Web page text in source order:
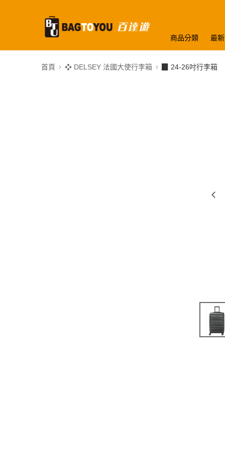
商品分類 最
首頁 ❖ DELSEY 法國大使行李箱 ▉ 24-26吋行李箱